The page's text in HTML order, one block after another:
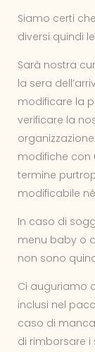
Siamo certi
diversi quindi
Sarà nostra
la sera
modificare la
verificare la
modifiche con
termine
modificabile
In caso di
menu baby o
non sono
Ci auguriamo
inclusi nel
caso di
di rimborsare i